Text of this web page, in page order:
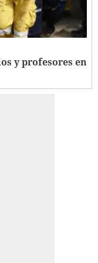
y profesores en